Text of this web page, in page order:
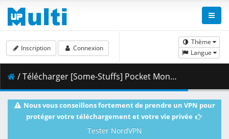
Thème
Langue
Inscription Connexion
/ Télécharger [Some-Stuffs] Pocket Monsters (2023) 059 (1080p) [E514AAE6].mkv.001 ( 284.53 MB )
Nous vous conseillons fortement de prendre un VPN pour
protéger votre téléchargement et votre vie privée
Tester NordVPN